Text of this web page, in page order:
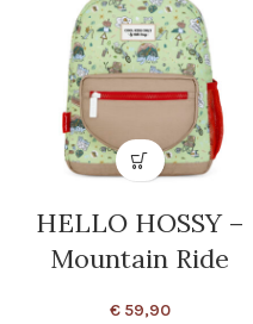
HELLO HOSSY –
Mountain Ride
€59,90